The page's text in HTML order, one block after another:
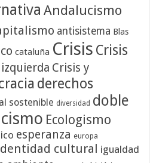
Andalucismo
antisistema Blas
cataluña Crisis Crisis
Crisis y
derechos
sostenible diversidad doble
Ecologismo
esperanza europa
cultural igualdad